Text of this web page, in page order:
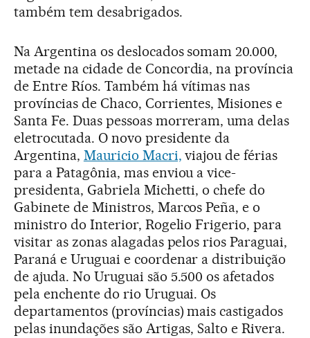
também tem desabrigados.
Na Argentina os deslocados somam 20.000,
metade na cidade de Concordia, na província
de Entre Ríos. Também há vítimas nas
províncias de Chaco, Corrientes, Misiones e
Santa Fe. Duas pessoas morreram, uma delas
eletrocutada. O novo presidente da
Argentina, Mauricio Macri, viajou de férias
para a Patagônia, mas enviou a vice-
presidenta, Gabriela Michetti, o chefe do
Gabinete de Ministros, Marcos Peña, e o
ministro do Interior, Rogelio Frigerio, para
visitar as zonas alagadas pelos rios Paraguai,
Paraná e Uruguai e coordenar a distribuição
de ajuda. No Uruguai são 5.500 os afetados
pela enchente do rio Uruguai. Os
departamentos (províncias) mais castigados
pelas inundações são Artigas, Salto e Rivera.